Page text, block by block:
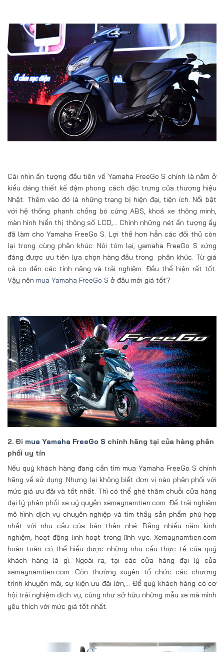
Cái nhìn ấn tượng đầu tiên về Yamaha FreeGo S chính là nằm ở
kiểu dáng thiết kế đậm phong cách đặc trưng của thương hiệu
Nhật. Thêm vào đó là những trang bị hiện đại, tiện ích. Nổi bật
với hệ thống phanh chống bó cứng ABS, khoá xe thông minh,
màn hình hiển thị thông số LCD,… Chính những nét ấn tượng ấy
đã làm cho Yamaha FreeGo S. Lợi thế hơn hẳn các đối thủ còn
lại trong cùng phân khúc. Nói tóm lại, yamaha FreeGo S xứng
đáng được ưu tiên lựa chọn hàng đầu trong phân khúc. Từ giá
cả co đến các tính năng và trải nghiệm. Đều thể hiện rất tốt.
Vậy nên mua Yamaha FreeGo S ở đâu mới giá tốt?
2. Đi mua Yamaha FreeGo S chính hãng tại của hàng phân
phối uy tín
Nếu quý khách hàng đang cần tìm mua Yamaha FreeGo S chính
hãng về sử dụng. Nhưng lại không biết đơn vị nào phân phối với
mức giá ưu đãi và tốt nhất. Thì có thể ghé thăm chuỗi cửa hàng
đại lý phân phối xe uỷ quyền xemaynamtien.com. Để trải nghiệm
mô hình dịch vụ chuyên nghiệp và tìm thấy sản phẩm phù hợp
nhất với nhu cầu của bản thân nhé. Bằng nhiều năm kinh
nghiệm, hoạt động linh hoạt trong lĩnh vực. Xemaynamtien.com
hoàn toàn có thể hiểu được những nhu cầu thực tế của quý
khách hàng là gì. Ngoài ra, tại các cửa hàng đại lý của
xemaynamtien.com. Còn thường xuyên tổ chức các chương
trình khuyến mãi, sự kiện ưu đãi lớn,… Để quý khách hàng có cơ
hội trải nghiệm dịch vụ, cũng như sở hữu những mẫu xe mà mình
yêu thích với mức giá tốt nhất.